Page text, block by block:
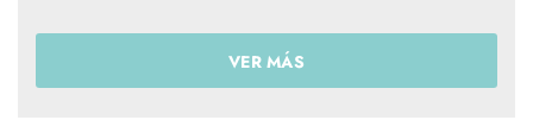
VER MÁS